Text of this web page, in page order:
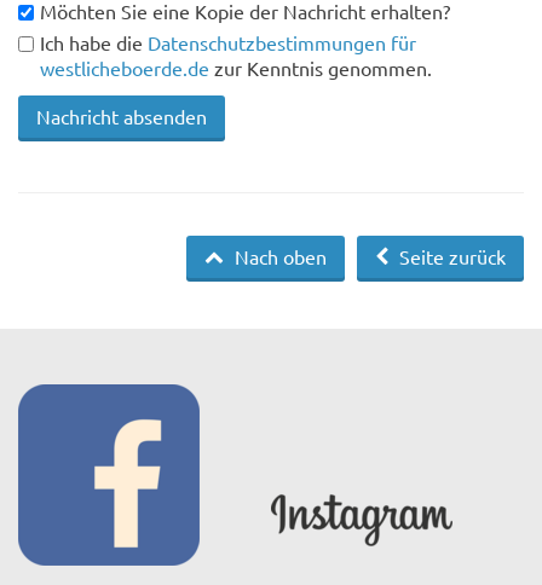
Möchten Sie eine Kopie der Nachricht erhalten?
Ich habe die Datenschutzbestimmungen für
westlicheboerde.de zur Kenntnis genommen.
Seite zurück
Nach oben